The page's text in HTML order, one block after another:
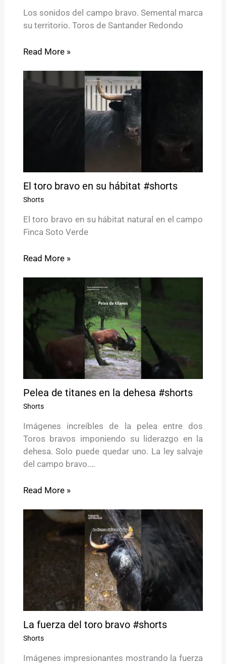
Los sonidos del campo bravo. Semental marca
su territorio. Toros de Santander Redondo
Read More »
El toro bravo en su hábitat #shorts
Shorts
El toro bravo en su hábitat natural en el campo
Finca Soto Verde
Read More »
Pelea de titanes en la dehesa #shorts
Shorts
Imágenes increíbles de la pelea entre dos
Toros bravos imponiendo su liderazgo en la
dehesa. Solo puede quedar uno. La ley salvaje
del campo bravo.…
Read More »
La fuerza del toro bravo #shorts
Shorts
Imágenes impresionantes mostrando la fuerza